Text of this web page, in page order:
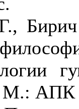
Бирич
М.: АПК